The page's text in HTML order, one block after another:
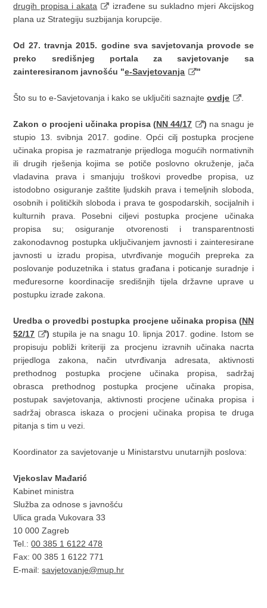
drugih propisa i akata
izrađene su sukladno mjeri Akcijskog
plana uz Strategiju suzbijanja korupcije.
Od 27. travnja 2015. godine sva savjetovanja provode se
preko središnjeg portala za savjetovanje sa
zainteresiranom javnošću "e-Savjetovanja "
Što su to e-Savjetovanja i kako se uključiti saznajteovdje
Zakon o procjeni učinaka propisa (NN 44/17 ) na snagu je
stupio 13. svibnja 2017. godine. Opći cilj postupka procjene
učinaka propisa je razmatranje prijedloga mogućih normativnih
ili drugih rješenja kojima se potiče poslovno okruženje, jača
vladavina prava i smanjuju troškovi provedbe propisa, uz
istodobno osiguranje zaštite ljudskih prava i temeljnih sloboda,
osobnih i političkih sloboda i prava te gospodarskih, socijalnih i
kulturnih prava. Posebni ciljevi postupka procjene učinaka
propisa su; osiguranje otvorenosti i transparentnosti
zakonodavnog postupka uključivanjem javnosti i zainteresirane
javnosti u izradu propisa, utvrđivanje mogućih prepreka za
poslovanje poduzetnika i status građana i poticanje suradnje i
međuresorne koordinacije središnjih tijela državne uprave u
postupku izrade zakona.
Uredba o provedbi postupka procjene učinaka propisa (NN
52/17
)stupila je na snagu 10. lipnja 2017. godine. Istom se
propisuju pobliži kriteriji za procjenu izravnih učinaka nacrta
prijedloga zakona, način utvrđivanja adresata, aktivnosti
prethodnog postupka procjene učinaka propisa, sadržaj
obrasca prethodnog postupka procjene učinaka propisa,
postupak savjetovanja, aktivnosti procjene učinaka propisa i
sadržaj obrasca iskaza o procjeni učinaka propisa te druga
pitanja s tim u vezi.
Koordinator za savjetovanje u Ministarstvu unutarnjih poslova:
Vjekoslav Mađarić
Kabinet ministra
Služba za odnose s javnošću
Ulica grada Vukovara 33
10 000 Zagreb
Tel.:00 385 1 6122 478
Fax: 00 385 1 6122 771
E-mail:savjetovanje@mup.hr